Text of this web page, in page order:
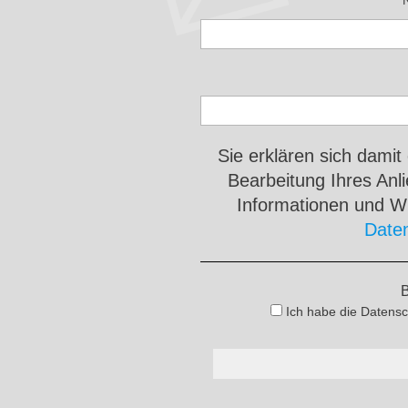
Sie erklären sich
Bearbeitung Ihres
Informationen und
Ich habe die